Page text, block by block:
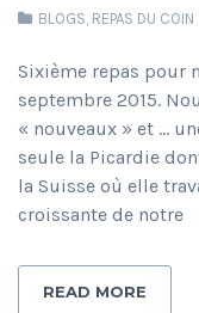
BLOGS, REPAS DU COIN
Sixième repas pour
septembre 2015.
« nouveaux » et …
seule la Picardie
la Suisse où elle
croissante de notre
READ MORE